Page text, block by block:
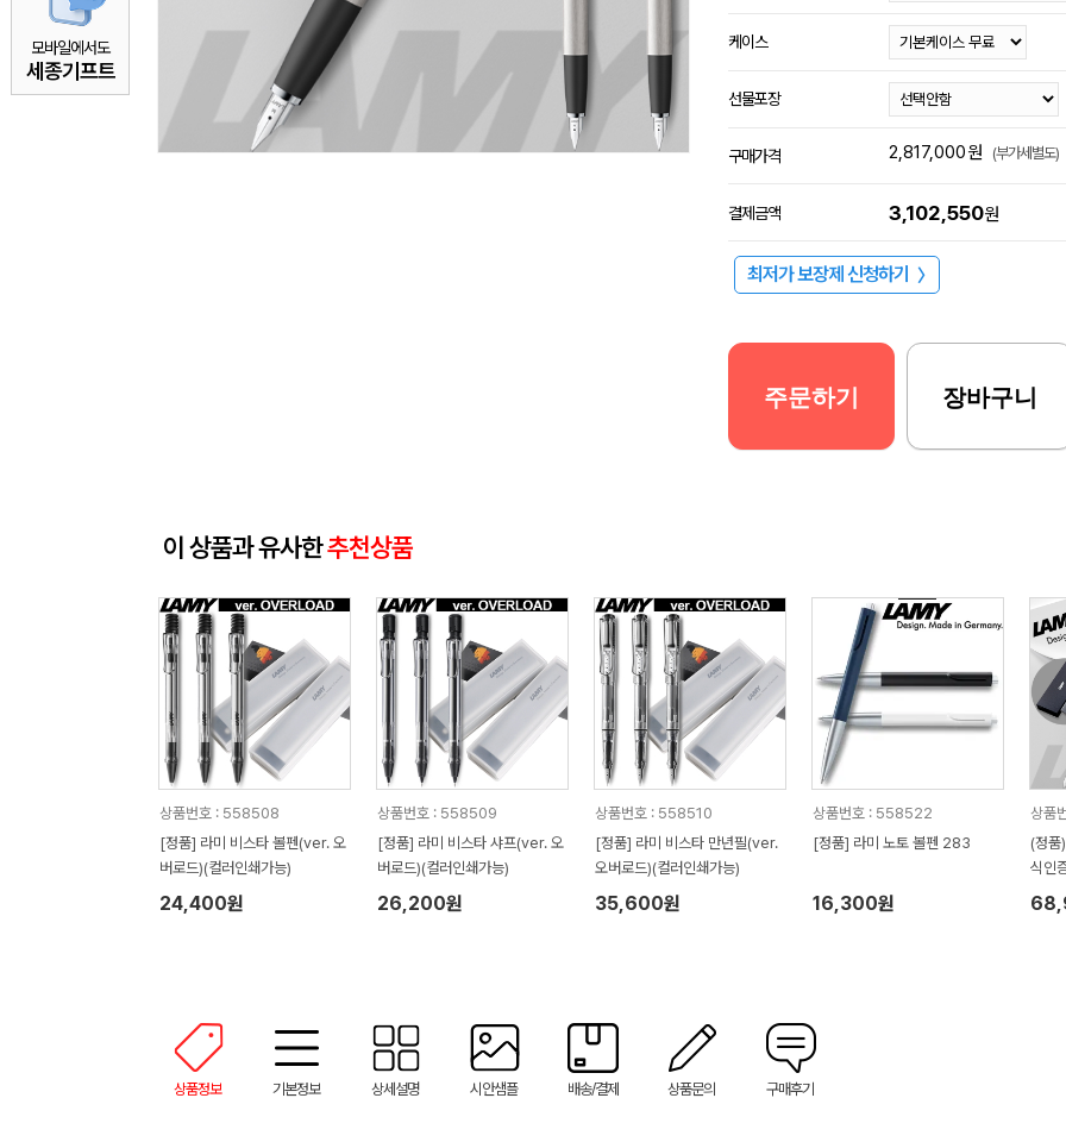
모바일에서도
세종기프트
케이스
선물포장
구매가격 2,817,000원 (부가세별도)
결제금액 3,102,550원
최저가 보장제 신청하기 〉
주문하기 장바구니
이 상품과 유사한추천상품
상품번호 : 558508
[정품] 라미 비스타 볼펜(ver. 오
버로드)(컬러인쇄가능)
24,400원
상품번호 : 558509
[정품] 라미 비스타 샤프(ver. 오
버로드)(컬러인쇄가능)
26,200원
상품번호 : 558510
[정품] 라미 비스타 만년필(ver.
오버로드)(컬러인쇄가능)
35,600원
상품번호 : 558522
[정품] 라미 노토 볼펜 283
16,300원
상품
(정품
식인
상품정보 기본정보 상세설명 시안샘플 배송/결제 상품문의 구매후기